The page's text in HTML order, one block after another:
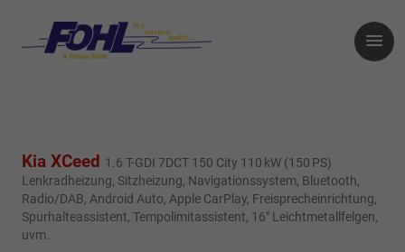
Kia XCeed 1.6 T-GDI 7DCT 150 City 110 kW (150 PS)
Lenkradheizung, Sitzheizung, Navigationssystem, Bluetooth,
Radio/DAB, Android Auto, Apple CarPlay, Freisprecheinrichtung,
Spurhalteassistent, Tempolimitassistent, 16" Leichtmetallfelgen,
uvm.